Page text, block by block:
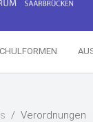
Verordnungen